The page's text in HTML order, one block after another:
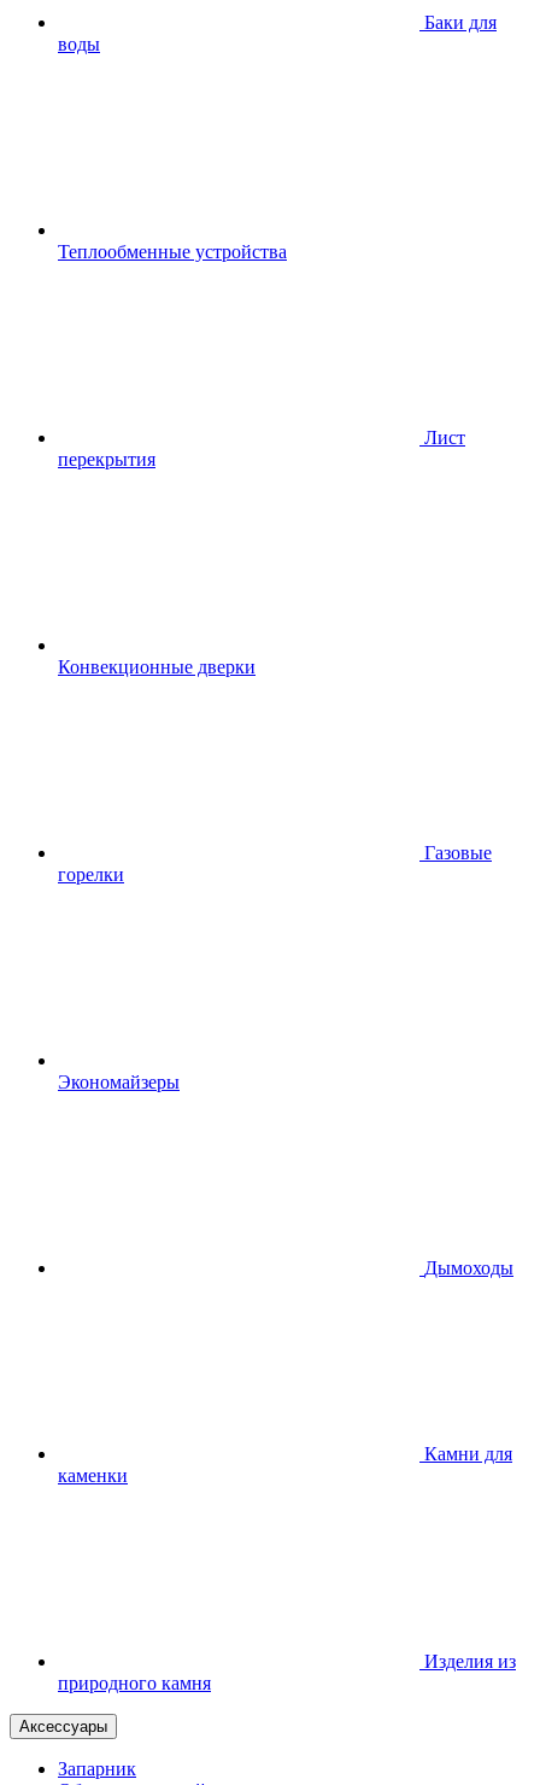
Баки для
воды
Теплообменные устройства
Лист
перекрытия
Конвекционные дверки
Газовые
горелки
Экономайзеры
Дымоходы
Камни для
каменки
Изделия из
природного камня
Аксессуары
Запарник